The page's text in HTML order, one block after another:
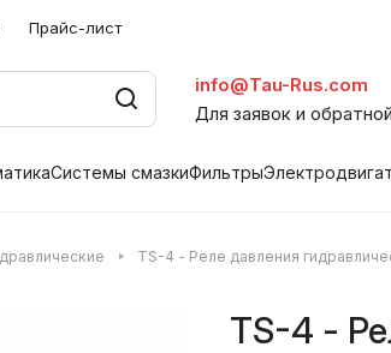
Прайс-лист
info@Tau-Rus.com
Для заявок и
Системы смазкиФильтры
TS-4 - Реле давления
TS-4 -